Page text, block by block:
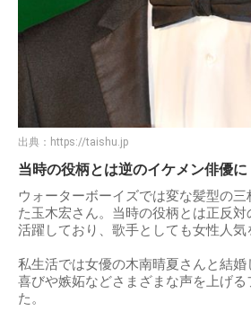
出典： https://taishu.jp
当時の役柄とは逆のイケメン俳優に
ウォーターボーイズでは変な髪型の
た玉木宏さん。当時の役柄とは正反
活躍しており、歌手としても女性人気
私生活では女優の木南晴夏さんと結
喜びや嫉妬などさまざまな声を上げる
た。